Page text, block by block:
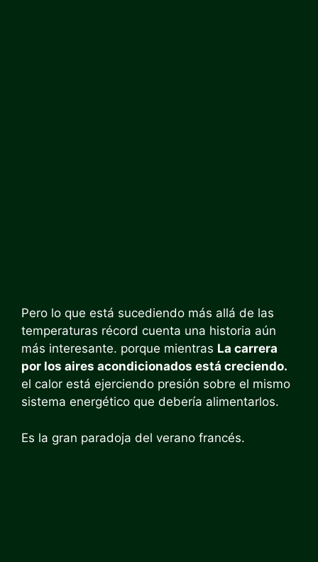
Pero lo que está sucediendo más allá de las
temperaturas récord cuenta una historia aún
más interesante. porque mientras La carrera
por los aires acondicionados está creciendo.
el calor está ejerciendo presión sobre el mismo
sistema energético que debería alimentarlos.
Es la gran paradoja del verano francés.